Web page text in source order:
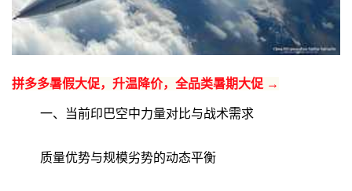
拼多多暑假大促，升温降价，全品类暑期大促 →
一、当前印巴空中力量对比与战术需求
质量优势与规模劣势的动态平衡